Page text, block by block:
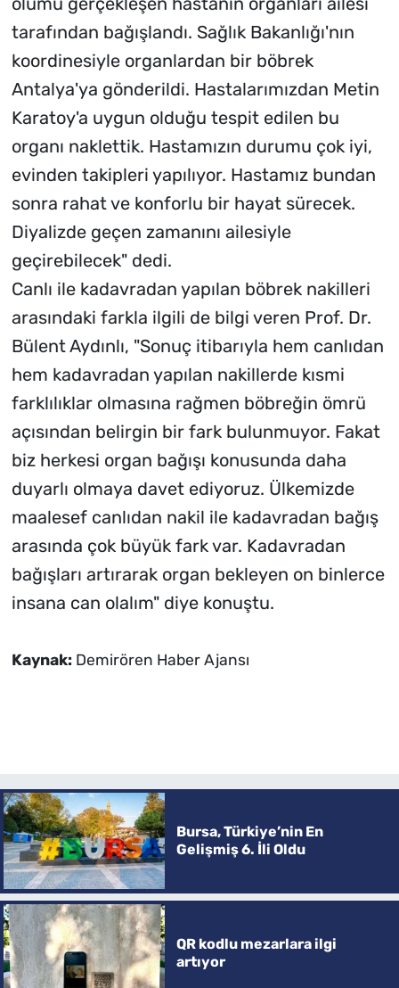
tarafından bağışlandı. Sağlık Bakanlığı'nın
koordinesiyle organlardan bir böbrek
Antalya'ya gönderildi. Hastalarımızdan Metin
Karatoy'a uygun olduğu tespit edilen bu
organı naklettik. Hastamızın durumu çok iyi,
evinden takipleri yapılıyor. Hastamız bundan
sonra rahat ve konforlu bir hayat sürecek.
Diyalizde geçen zamanını ailesiyle
geçirebilecek" dedi.
Canlı ile kadavradan yapılan böbrek nakilleri
arasındaki farkla ilgili de bilgi veren Prof. Dr.
Bülent Aydınlı, "Sonuç itibarıyla hem canlıdan
hem kadavradan yapılan nakillerde kısmi
farklılıklar olmasına rağmen böbreğin ömrü
açısından belirgin bir fark bulunmuyor. Fakat
biz herkesi organ bağışı konusunda daha
duyarlı olmaya davet ediyoruz. Ülkemizde
maalesef canlıdan nakil ile kadavradan bağış
arasında çok büyük fark var. Kadavradan
bağışları artırarak organ bekleyen on binlerce
insana can olalım" diye konuştu.
Kaynak: Demirören Haber Ajansı
Bursa, Türkiye’nin En
Gelişmiş 6. İli Oldu
QR kodlu mezarlara ilgi
artıyor